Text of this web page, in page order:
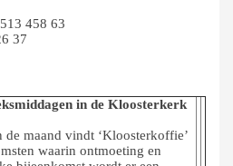
458 63
37
in de Kloosterkerk
maand vindt ‘Kloosterkoffie’
waarin ontmoeting en